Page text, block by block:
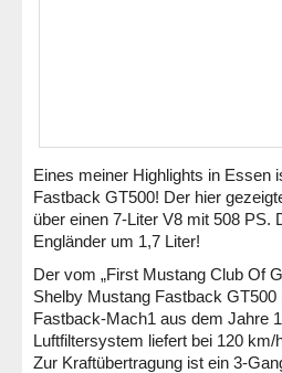
Eines meiner Highlights in Essen
Fastback GT500! Der hier
über einen 7-Liter V8 mit 508 PS.
Engländer um 1,7 Liter!
Der vom „First Mustang Club Of
Shelby Mustang Fastback
Fastback-Mach1 aus dem Jahre
Luftfiltersystem liefert bei 120
Zur Kraftübertragung ist ein 3-